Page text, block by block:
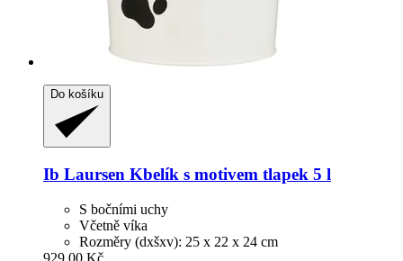
Do košíku
Ib Laursen Kbelík s motivem tlapek 5 l
S bočními uchy
Včetně víka
Rozměry (dxšxv): 25 x 22 x 24 cm
929,00 Kč